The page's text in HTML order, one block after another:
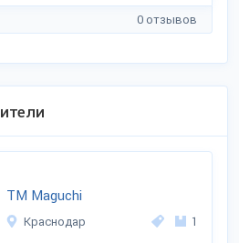
0 отзывов
TM Maguchi
Краснодар 1